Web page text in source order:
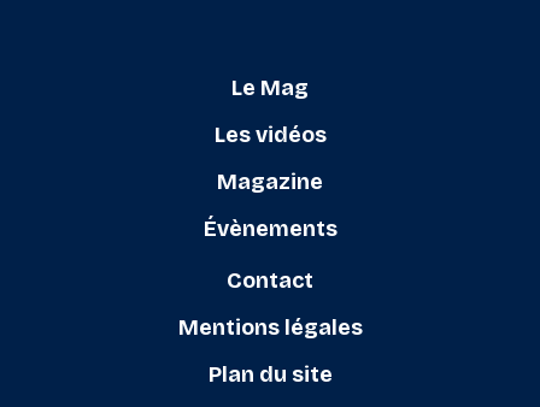
Le Mag
Les vidéos
Magazine
Évènements
Contact
Mentions légales
Plan du site